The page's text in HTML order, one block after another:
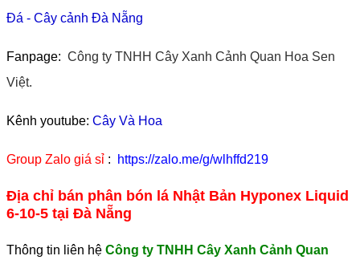
Đá - Cây cảnh Đà Nẵng
Fanpage: Công ty TNHH Cây Xanh Cảnh Quan Hoa Sen
Việt.
Kênh youtube: Cây Và Hoa
Group Zalo giá sỉ : https://zalo.me/g/wlhffd219
Địa chỉ bán phân bón lá Nhật Bản Hyponex Liquid
6-10-5 tại Đà Nẵng
Thông tin liên hệ Công ty TNHH Cây Xanh Cảnh Quan